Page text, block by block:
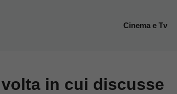
Cinema e Tv
in cui discusse